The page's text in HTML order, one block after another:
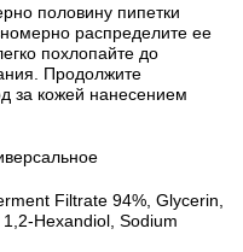
половину пипетки
распределите ее
похлопайте до
Продолжите
за кожей нанесением
Filtrate 94%, Glycerin,
Hexandiol, Sodium